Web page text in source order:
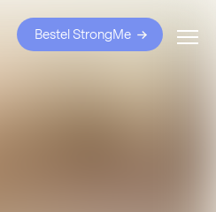
Bestel StrongMe